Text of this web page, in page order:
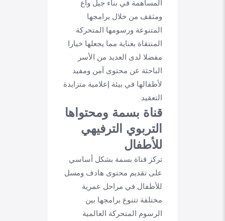
المساهمة في بناء جيل واع
ومثقف من خلال برامجها
المتنوعة ورسومها المتحركة
المنتقاة بعناية مما يجعلها خيارا
مفضلا لدى العديد من الأسر
الباحثة عن محتوى آمن ومفيد
لأطفالها في بيئة إعلامية متزايدة
التعقيد
قناة بسمة ومحتواها
التربوي الترفيهي
للأطفال
تركز قناة بسمة بشكل أساسي
على تقديم محتوى هادف ومسل
للأطفال في مراحل عمرية
مختلفة تتنوع برامجها بين
الرسوم المتحركة العالمية